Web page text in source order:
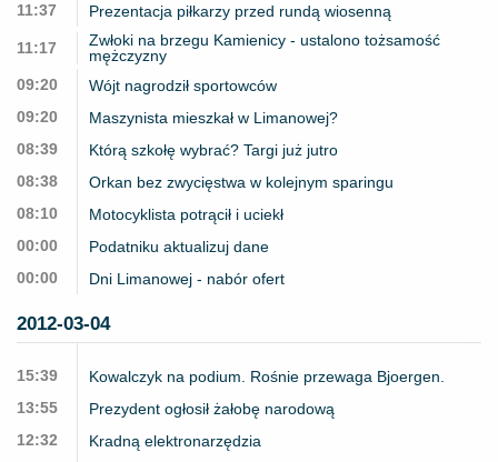
11:37
Prezentacja piłkarzy przed rundą wiosenną
11:17
Zwłoki na brzegu Kamienicy - ustalono tożsamość
mężczyzny
09:20
Wójt nagrodził sportowców
09:20
Maszynista mieszkał w Limanowej?
08:39
Którą szkołę wybrać? Targi już jutro
08:38
Orkan bez zwycięstwa w kolejnym sparingu
08:10
Motocyklista potrącił i uciekł
00:00
Podatniku aktualizuj dane
00:00
Dni Limanowej - nabór ofert
2012-03-04
15:39
Kowalczyk na podium. Rośnie przewaga Bjoergen.
13:55
Prezydent ogłosił żałobę narodową
12:32
Kradną elektronarzędzia